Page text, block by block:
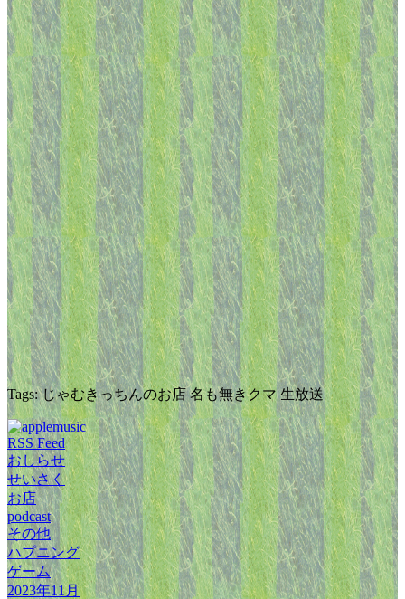
Tags: じゃむきっちんのお店 名も無きクマ 生放送
RSS Feed
おしらせ
せいさく
お店
podcast
その他
ハプニング
ゲーム
2023年11月